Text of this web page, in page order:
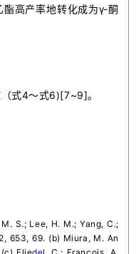
高产率地转化成为γ-酮
式4〜式6)[7~9]。
S.; Lee, H. M.; Yang, C.;
653, 69. (b) Miura, M. An